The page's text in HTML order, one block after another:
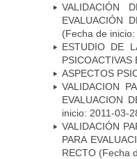
VALIDACIÓN
EVALUACIÓN
(Fecha de
ESTUDIO DE
PSICOACTIVAS
ASPECTOS
VALIDACION
EVALUACION
inicio: 2011-03-
VALIDACIÓN
PARA
RECTO (Fecha